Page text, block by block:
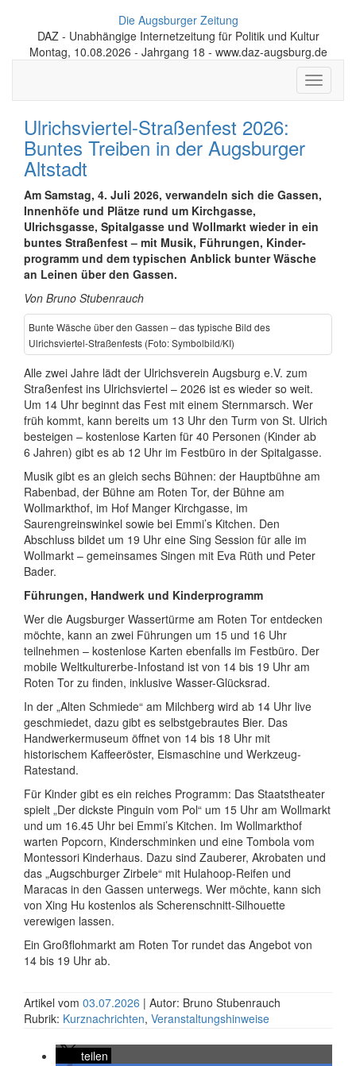
Die Augsburger Zeitung
DAZ - Unabhängige Internetzeitung für Politik und Kultur
Montag, 10.08.2026 - Jahrgang 18 - www.daz-augsburg.de
Toggle
Ulrichsviertel-Straßenfest 2026:
Buntes Treiben in der Augsburger
Altstadt
Am Samstag, 4. Juli 2026, verwandeln sich die Gassen,
Innenhöfe und Plätze rund um Kirchgasse,
Ulrichsgasse, Spitalgasse und Wollmarkt wieder in ein
buntes Straßenfest – mit Musik, Führungen, Kinder­
programm und dem typischen Anblick bunter Wäsche
an Leinen über den Gassen.
Von Bruno Stubenrauch
Bunte Wäsche über den Gassen – das typische Bild des
Ulrichsviertel-Straßenfests (Foto: Symbolbild/KI)
Alle zwei Jahre lädt der Ulrichsverein Augsburg e.V. zum
Straßenfest ins Ulrichsviertel – 2026 ist es wieder so weit.
Um 14 Uhr beginnt das Fest mit einem Stern­marsch. Wer
früh kommt, kann bereits um 13 Uhr den Turm von St. Ulrich
besteigen – kostenlose Karten für 40 Personen (Kinder ab
6 Jahren) gibt es ab 12 Uhr im Festbüro in der Spitalgasse.
Musik gibt es an gleich sechs Bühnen: der Haupt­bühne am
Rabenbad, der Bühne am Roten Tor, der Bühne am
Wollmarkt­hof, im Hof Manger Kirchgasse, im
Saurengreinswinkel sowie bei Emmi’s Kitchen. Den
Abschluss bildet um 19 Uhr eine Sing Session für alle im
Wollmarkt – gemeinsames Singen mit Eva Rüth und Peter
Bader.
Führungen, Handwerk und Kinder­programm
Wer die Augsburger Wasser­türme am Roten Tor entdecken
möchte, kann an zwei Führungen um 15 und 16 Uhr
teilnehmen – kostenlose Karten ebenfalls im Festbüro. Der
mobile Welt­kulturerbe-Infostand ist von 14 bis 19 Uhr am
Roten Tor zu finden, inklusive Wasser-Glücksrad.
In der „Alten Schmiede“ am Milchberg wird ab 14 Uhr live
geschmiedet, dazu gibt es selbst­gebrautes Bier. Das
Handwerker­museum öffnet von 14 bis 18 Uhr mit
historischem Kaffee­röster, Eis­maschine und Werkzeug-
Ratestand.
Für Kinder gibt es ein reiches Programm: Das Staats­theater
spielt „Der dickste Pinguin vom Pol“ um 15 Uhr am Wollmarkt
und um 16.45 Uhr bei Emmi’s Kitchen. Im Wollmarkt­hof
warten Popcorn, Kinder­schminken und eine Tombola vom
Montessori Kinder­haus. Dazu sind Zauberer, Akrobaten und
das „Augschburger Zirbele“ mit Hulahoop-Reifen und
Maracas in den Gassen unterwegs. Wer möchte, kann sich
von Xing Hu kostenlos als Scherenschnitt-Silhouette
verewigen lassen.
Ein Groß­flohmarkt am Roten Tor rundet das Angebot von
14 bis 19 Uhr ab.
Artikel vom 03.07.2026 | Autor: Bruno Stubenrauch
Rubrik: Kurznachrichten, Veranstaltungshinweise
teilen